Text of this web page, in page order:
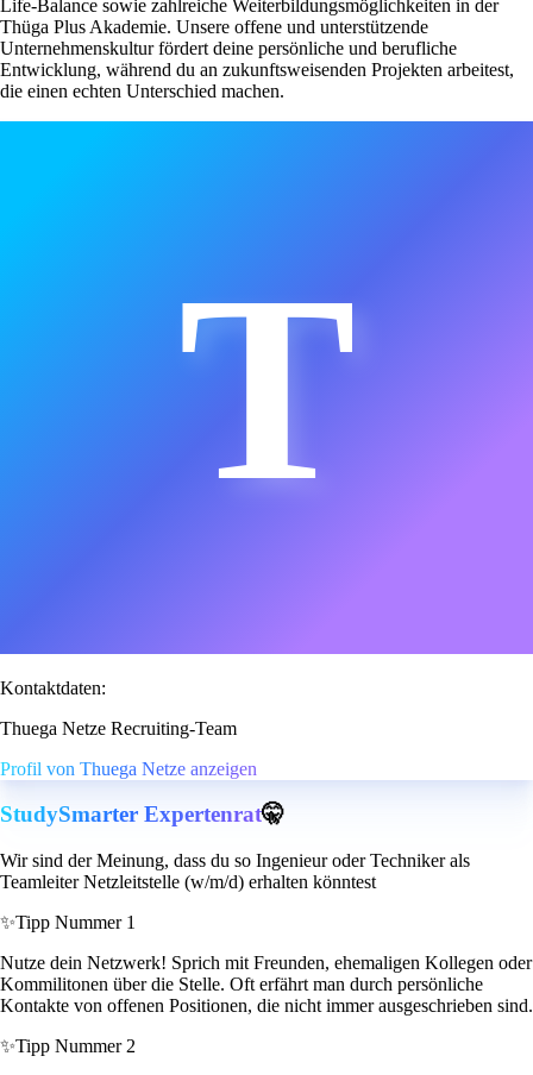
Life-Balance sowie zahlreiche Weiterbildungsmöglichkeiten in der
Thüga Plus Akademie. Unsere offene und unterstützende
Unternehmenskultur fördert deine persönliche und berufliche
Entwicklung, während du an zukunftsweisenden Projekten arbeitest,
die einen echten Unterschied machen.
T
Kontaktdaten:
Thuega Netze Recruiting-Team
Profil von Thuega Netze anzeigen
StudySmarter Expertenrat🤫
Wir sind der Meinung, dass du so Ingenieur oder Techniker als
Teamleiter Netzleitstelle (w/m/d) erhalten könntest
✨Tipp Nummer 1
Nutze dein Netzwerk! Sprich mit Freunden, ehemaligen Kollegen oder
Kommilitonen über die Stelle. Oft erfährt man durch persönliche
Kontakte von offenen Positionen, die nicht immer ausgeschrieben sind.
✨Tipp Nummer 2